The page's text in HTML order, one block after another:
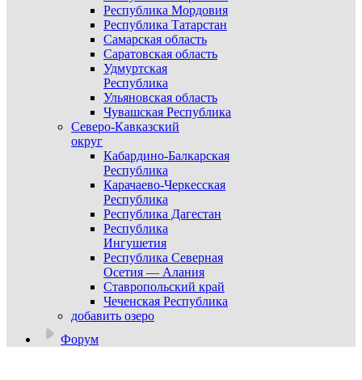
Республика Мордовия
Республика Татарстан
Самарская область
Саратовская область
Удмуртская
Республика
Ульяновская область
Чувашская Республика
Северо-Кавказский
округ
Кабардино-Балкарская
Республика
Карачаево-Черкесская
Республика
Республика Дагестан
Республика
Ингушетия
Республика Северная
Осетия — Алания
Ставропольский край
Чеченская Республика
добавить озеро
Форум